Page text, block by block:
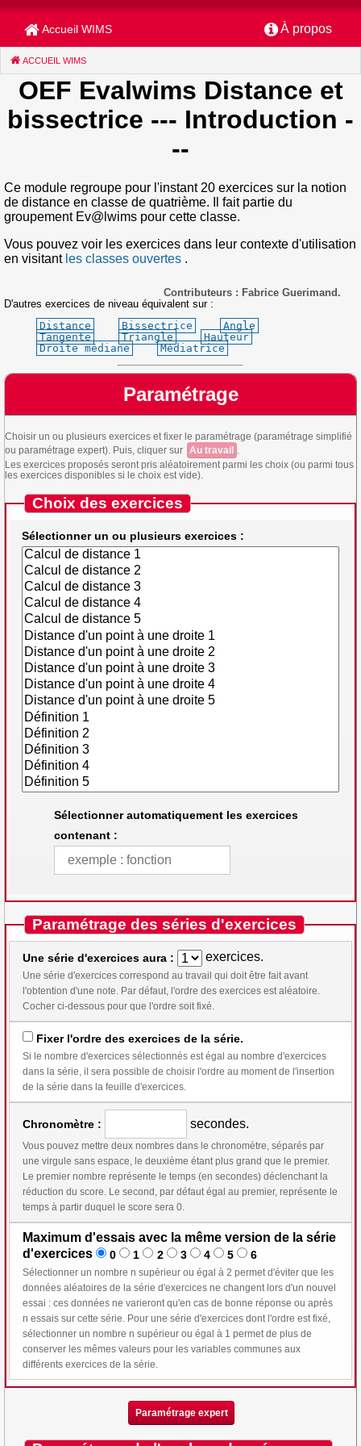
Accueil WIMS À propos
ACCUEIL WIMS
OEF Evalwims Distance et
bissectrice --- Introduction -
--
Ce module regroupe pour l'instant 20 exercices sur la notion
de distance en classe de quatrième. Il fait partie du
groupement Ev@lwims pour cette classe.
Vous pouvez voir les exercices dans leur contexte d'utilisation
en visitant les classes ouvertes .
Contributeurs : Fabrice Guerimand.
D'autres exercices de niveau équivalent sur :
Distance
Bissectrice
Angle
Tangente
Triangle
Hauteur
Droite médiane
Médiatrice
Paramétrage
Choisir un ou plusieurs exercices et fixer le paramétrage (paramétrage simplifié
ou paramétrage expert). Puis, cliquer sur
Au travail
Les exercices proposés seront pris aléatoirement parmi les choix (ou parmi tous
les exercices disponibles si le choix est vide).
Choix des exercices
Sélectionner un ou plusieurs exercices :
Sélectionner automatiquement les exercices
contenant :
Paramétrage des séries d'exercices
Une série d'exercices aura : exercices.
Une série d'exercices correspond au travail qui doit être fait avant
l'obtention d'une note. Par défaut, l'ordre des exercices est aléatoire.
Cocher ci-dessous pour que l'ordre soit fixé.
Fixer l'ordre des exercices de la série.
Si le nombre d'exercices sélectionnés est égal au nombre d'exercices
dans la série, il sera possible de choisir l'ordre au moment de l'insertion
de la série dans la feuille d'exercices.
Chronomètre : secondes.
Vous pouvez mettre deux nombres dans le chronomètre, séparés par
une virgule sans espace, le deuxième étant plus grand que le premier.
Le premier nombre représente le temps (en secondes) déclenchant la
réduction du score. Le second, par défaut égal au premier, représente le
temps à partir duquel le score sera 0.
Maximum d'essais avec la même version de la série
d'exercices
0 1 2 3 4 5 6
Sélectionner un nombre n supérieur ou égal à 2 permet d'éviter que les
données aléatoires de la série d'exercices ne changent lors d'un nouvel
essai : ces données ne varieront qu'en cas de bonne réponse ou après
n essais sur cette série. Pour une série d'exercices dont l'ordre est fixé,
sélectionner un nombre n supérieur ou égal à 1 permet de plus de
conserver les mêmes valeurs pour les variables communes aux
différents exercices de la série.
Paramétrage expert